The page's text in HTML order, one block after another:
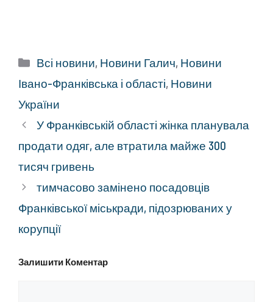
Категорії
Всі новини, Новини Галич, Новини
Івано-Франківська і області, Новини
України
У Франківській області жінка планувала
продати одяг, але втратила майже 300
тисяч гривень
тимчасово замінено посадовців
Франківської міськради, підозрюваних у
корупції
Залишити Коментар